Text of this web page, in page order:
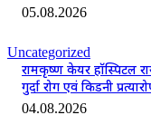
05.08.2026
Uncategorized
रामकृष्ण केयर हॉस्पिटल
गुर्दा रोग एवं किडनी
04.08.2026